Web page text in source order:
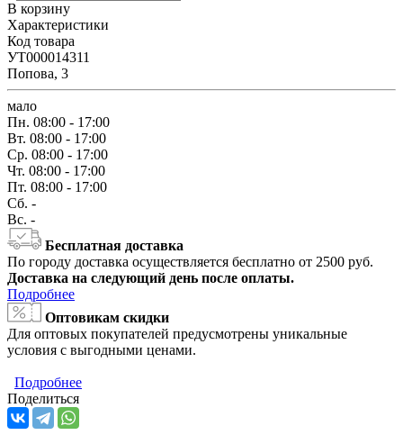
В корзину
Характеристики
Код товара
УТ000014311
Попова, 3
мало
Пн. 08:00 - 17:00
Вт. 08:00 - 17:00
Ср. 08:00 - 17:00
Чт. 08:00 - 17:00
Пт. 08:00 - 17:00
Сб. -
Вс. -
Бесплатная доставка
По городу доставка осуществляется бесплатно от 2500 руб.
Доставка на следующий день после оплаты.
Подробнее
Оптовикам скидки
Для оптовых покупателей предусмотрены уникальные
условия с выгодными ценами.
Подробнее
Поделиться